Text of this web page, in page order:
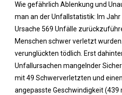
Wie gefährlich Ablenkung und
man an der Unfallstatistik: Im
Ursache 569 Unfälle
Menschen schwer verletzt
verunglückten tödlich. Erst
Unfallursachen mangelnder
mit 49 Schwerverletzten und
angepasste Geschwindigkeit